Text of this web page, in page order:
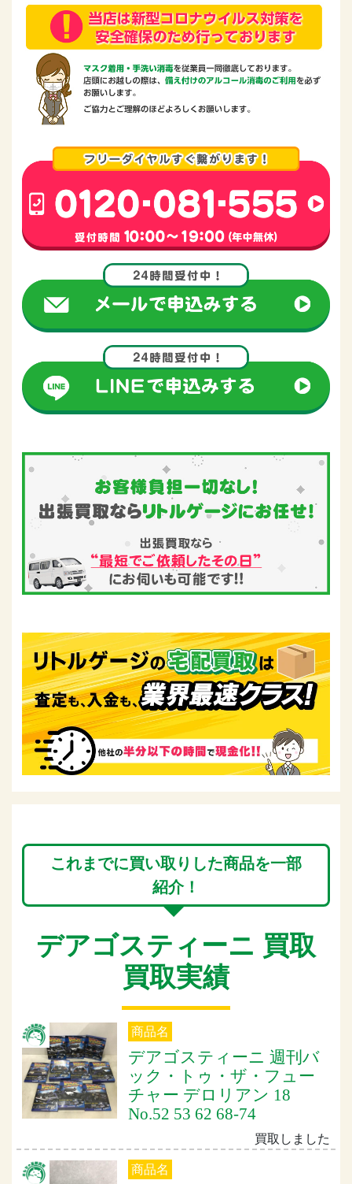
これまでに買い取りした商品を一部
紹介！
デアゴスティーニ 買取
買取実績
商品名
デアゴスティーニ 週刊バ
ック・トゥ・ザ・フュー
チャー デロリアン 18
No.52 53 62 68-74
買取しました
商品名